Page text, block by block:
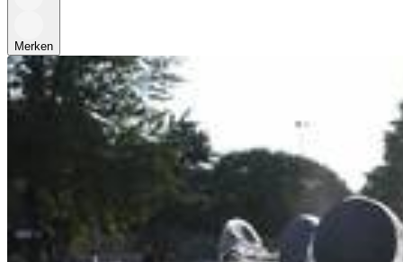
Merken